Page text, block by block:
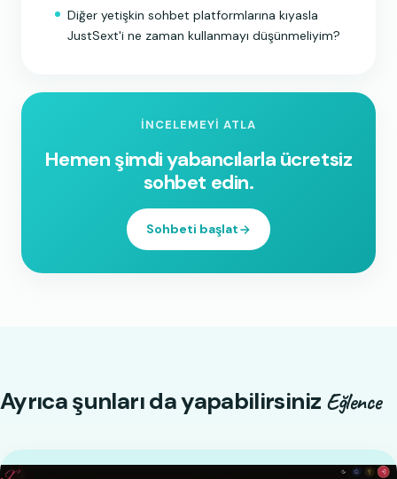
Diğer yetişkin sohbet platformlarına kıyasla
JustSext'i ne zaman kullanmayı düşünmeliyim?
İNCELEMEYI ATLA
Hemen şimdi yabancılarla ücretsiz
sohbet edin.
Sohbeti başlat
Ayrıca şunları da yapabilirsiniz Eğlence